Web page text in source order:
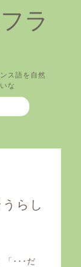
ラ
ス語を自然
な
らし
･･･だ